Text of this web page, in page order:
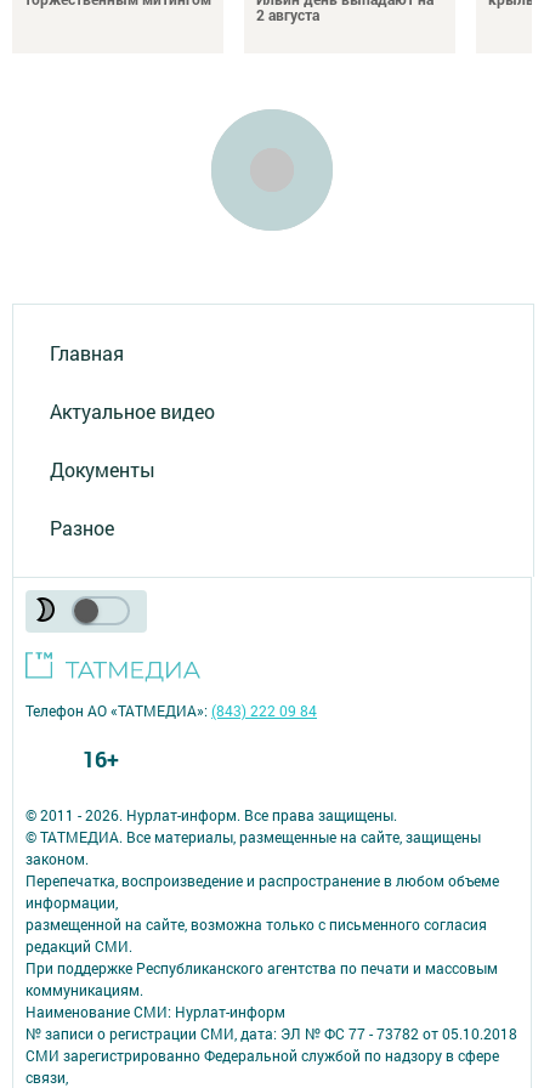
2 августа
Главная
Актуальное видео
Документы
Разное
© 2011 - 2026. Нурлат-⁠информ. Все права защищены.
© ТАТМЕДИА. Все материалы, размещенные на сайте, защищены
законом.
Перепечатка, воспроизведение и распространение в любом объеме
информации,
размещенной на сайте, возможна только с письменного согласия
редакций СМИ.
При поддержке Республиканского агентства по печати и массовым
коммуникациям.
Наименование СМИ: Нурлат-⁠информ
№ записи о регистрации СМИ, дата: ЭЛ № ФС 77 -⁠ 73782 от 05.10.2018
СМИ зарегистрированно Федеральной службой по надзору в сфере
связи,
Телефон АО «ТАТМЕДИА»:(843) 222 09 84
16+